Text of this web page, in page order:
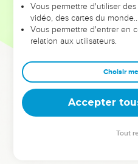
et les saisons difficiles qu'ils
sont elles qui
Dans cette conférence,
clés pour avancer avec plus
deviennent vos tremplins.
équipe, un groupe ou une
Vous permettre d'utiliser
vidéo, des cartes du
Vous permettre d'entrer en
relation aux utilisateurs.
Choisir
Accepter
Tout